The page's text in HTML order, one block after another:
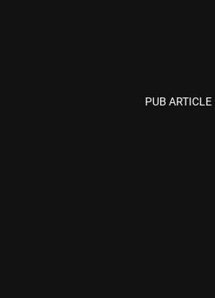
PUB ARTICLE